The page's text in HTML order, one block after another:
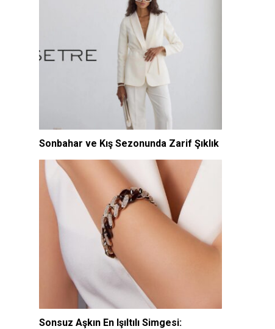
Sonbahar ve Kış Sezonunda Zarif Şıklık
Sonsuz Aşkın En Işıltılı Simgesi: